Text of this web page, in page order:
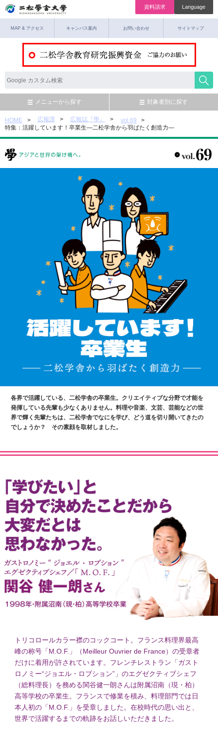
資料請求 Language
MAP & アクセス キャンパス案内 お問い合わせ サイトマップ
メニューから探す 対象者別に探す
HOME 広報課 広報誌『學』
vol.69
特集：活躍しています！卒業生—二松学舎から羽ばたく創造力—
各界で活躍している、二松学舎の卒業生。クリエイティブな分野で才能を
発揮している先輩も少なくありません。料理や音楽、文芸、芸能などの世
界で輝く先輩たちは、二松学舎でなにを学び、どう道を切り開いてきたの
でしょうか？ その素顔を取材しました。
トリコロールカラー襟のコックコート。フランス料理界最高
峰の称号「M.O.F.」（Meilleur Ouvrier de France）の受章者
だけに着用が許されています。フレンチレストラン「ガスト
ロノミー“ジョエル・ロブション”」のエグゼクティブシェフ
（総料理長）を務める関谷健一朗さんは附属沼南（現・柏）
高等学校の卒業生。フランスで修業を積み、料理部門では日
本人初の「M.O.F.」を受章しました。在校時代の思い出と、
世界で活躍するまでの軌跡をお話しいただきました。